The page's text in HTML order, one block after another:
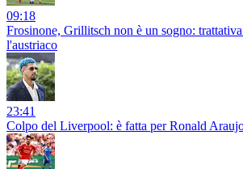
09:18
Frosinone, Grillitsch non è un sogno:
l'austriaco
23:41
Colpo del Liverpool: è fatta per Ronald